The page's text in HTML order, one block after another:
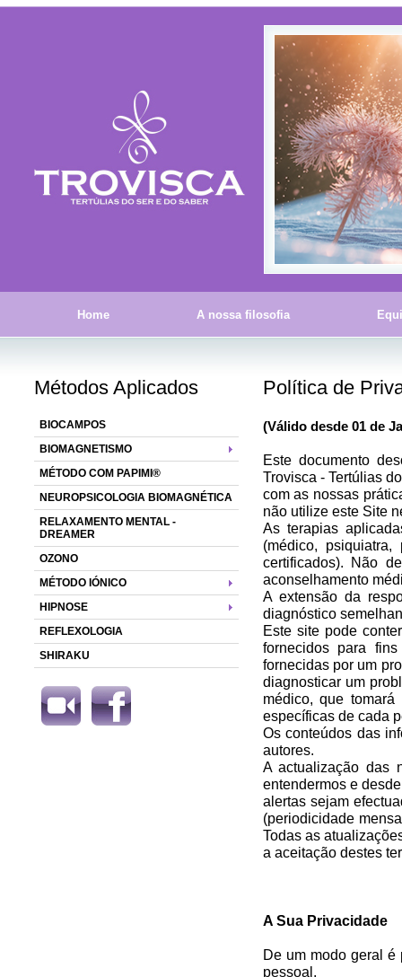
Home A nossa filosofia
Métodos Aplicados
BIOCAMPOS
BIOMAGNETISMO
MÉTODO COM PAPIMI®
NEUROPSICOLOGIA BIOMAGNÉTICA
RELAXAMENTO MENTAL -
DREAMER
OZONO
MÉTODO IÓNICO
HIPNOSE
REFLEXOLOGIA
SHIRAKU
Política de
(Válido desde 01 de
Este documento
Trovisca - Tertúlias
com as nossas
não utilize este Site
As terapias
(médico,
certificados). Não
aconselhamento
A extensão da
diagnóstico
Este site pode
fornecidos para
fornecidas por um
diagnosticar um
médico, que
específicas de cada
Os conteúdos das
autores.
A actualização das
entendermos e
alertas sejam
(periodicidade
Todas as
a aceitação destes
A Sua Privacidade
De um modo geral é
pessoal.